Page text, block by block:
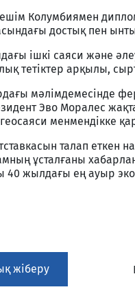
Колумбиямен
достық пен
ішкі саяси және
тетіктер арқылы,
мәлімдемесінде
Эво Моралес
менмендікке
талап еткен
ұсталғаны
40 жылдағы ең ауыр
жіберу